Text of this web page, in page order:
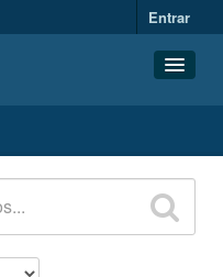
Entrar